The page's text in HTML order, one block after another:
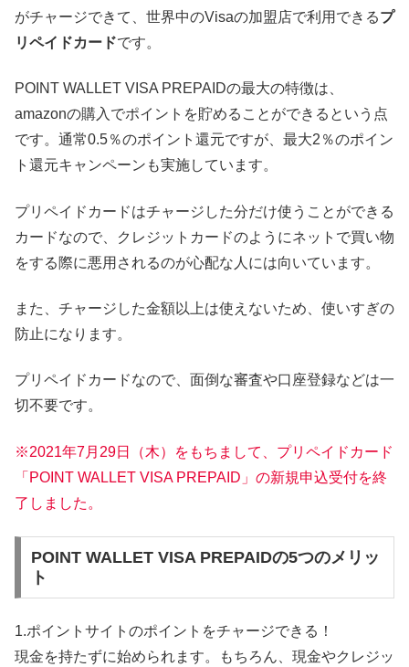
がチャージできて、世界中のVisaの加盟店で利用できるプ
リペイドカードです。
POINT WALLET VISA PREPAIDの最大の特徴は、
amazonの購入でポイントを貯めることができるという点
です。通常0.5％のポイント還元ですが、最大2％のポイン
ト還元キャンペーンも実施しています。
プリペイドカードはチャージした分だけ使うことができる
カードなので、クレジットカードのようにネットで買い物
をする際に悪用されるのが心配な人には向いています。
また、チャージした金額以上は使えないため、使いすぎの
防止になります。
プリペイドカードなので、面倒な審査や口座登録などは一
切不要です。
※2021年7月29日（木）をもちまして、プリペイドカード
「POINT WALLET VISA PREPAID」の新規申込受付を終
了しました。
POINT WALLET VISA PREPAIDの5つのメリッ
ト
1.ポイントサイトのポイントをチャージできる！
現金を持たずに始められます。もちろん、現金やクレジッ